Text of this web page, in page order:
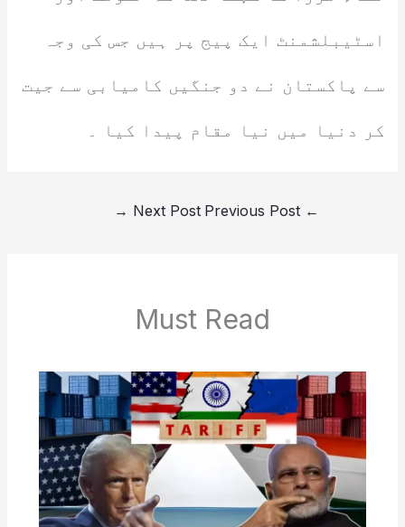
اسٹیبلشمنٹ ایک پیج پر ہیں جس کی وجہ
سے پاکستان نے دو جنگیں کامیابی سے جیت
کر دنیا میں نیا مقام پیدا کیا ۔
←
Next Post
→
Must Read